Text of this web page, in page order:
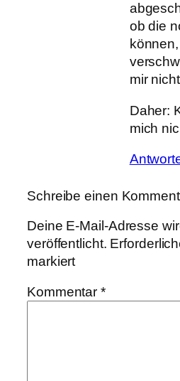
ob die
mir
Daher:
mich
Schreibe einen
Deine E-Mail-Adresse
veröffentlicht.
markiert
Kommentar*